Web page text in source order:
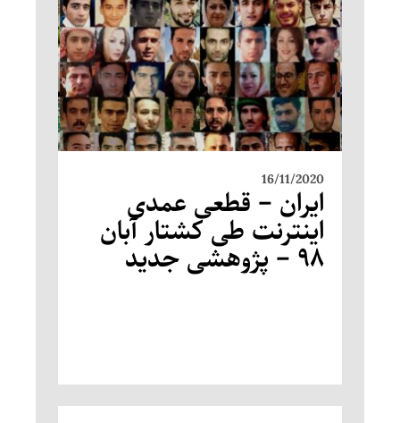
16/11/2020
ایران – قطعی عمدی
اینترنت طی کشتار آبان
۹۸ – پژوهشی جدید